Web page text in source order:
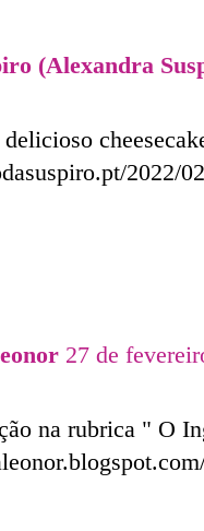
(Alexandra
2022/
27 de
na rubrica " O